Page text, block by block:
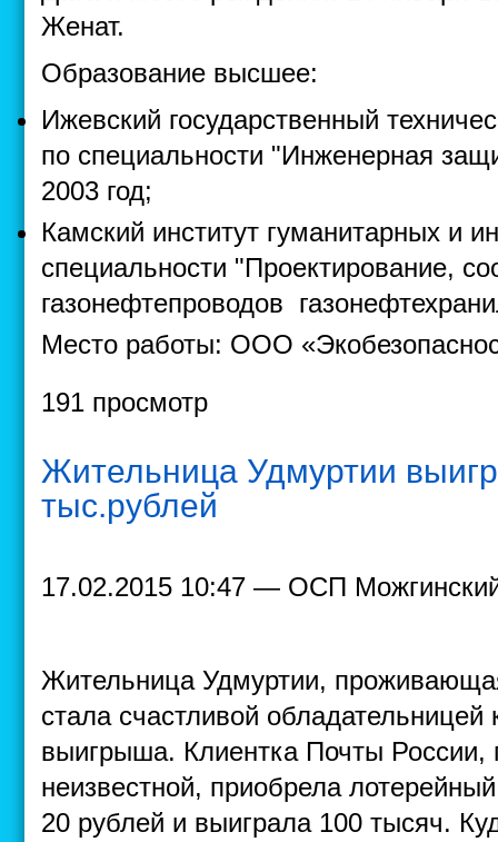
Женат.
Образование высшее:
Ижевский государственный
по специальности "Инженерная
2003 год;
Камский институт гуманитарных и
специальности "Проектирование,
газонефтепроводов
Место работы: ООО
191 просмотр
Жительница Удмуртии
тыс.рублей
17.02.2015 10:47 — ОСП
Жительница Удмуртии,
стала счастливой обладательницей
выигрыша. Клиентка Почты России,
неизвестной, приобрела
20 рублей и выиграла 100 тысяч.